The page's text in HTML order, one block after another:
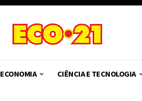
ECONOMIA CIÊNCIA E TECNOLOGIA